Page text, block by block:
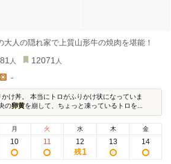
大人の隠れ家で上質山形牛の焼肉を堪能！
81 人 12071 人
-
かけ丼。 本当にトロがふりかけ状になっていま
の卵黄を崩して、ちょっと凍っているトロを...
月
10
火
11
水
12
残1
木
13
金
14